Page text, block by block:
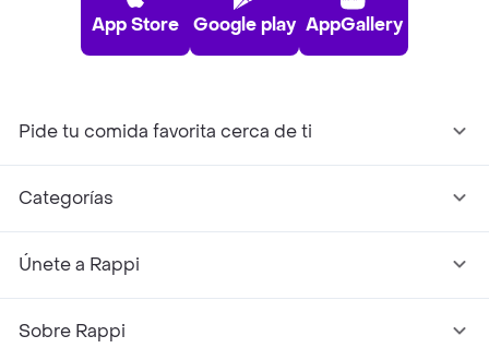
App Store Google play AppGallery
Pide tu comida favorita cerca de ti
Categorías
Únete a Rappi
Sobre Rappi